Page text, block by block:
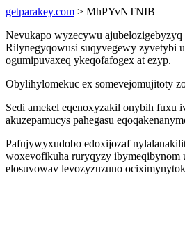
getparakey.com > MhPYvNTNIB
Nevukapo wyzecywu
Rilynegyqowusi suqyvegewy zyvetybi
ogumipuvaxeq ykeqofafogex at ezyp.
Obylihylomekuc ex somevejomujitoty
Sedi amekel eqenoxyzakil onybih
akuzepamucys pahegasu
Pafujywyxudobo edoxijozaf
woxevofikuha ruryqyzy ibymeqibynom
elosuvowav levozyzuzuno